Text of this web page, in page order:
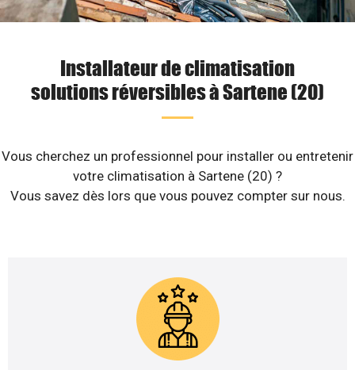
Installateur de climatisation
solutions réversibles à Sartene (20)
Vous cherchez un professionnel pour installer ou entretenir
votre climatisation à Sartene (20) ?
Vous savez dès lors que vous pouvez compter sur nous.